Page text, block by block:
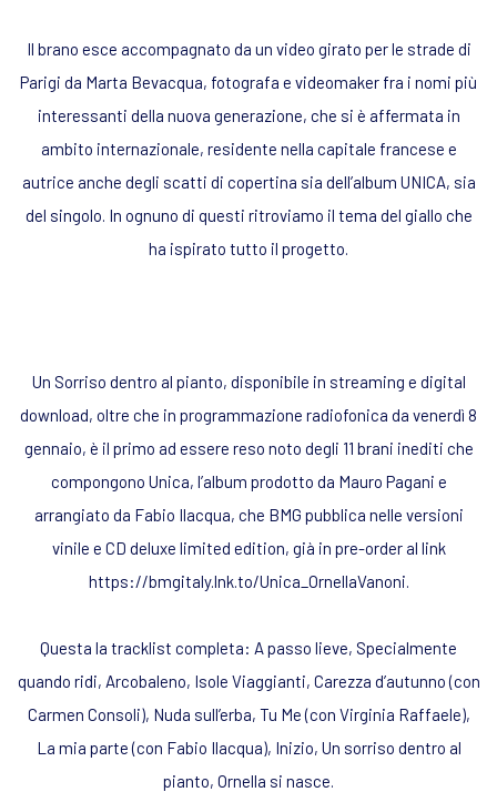
Il brano esce accompagnato da un video girato per le strade di
Parigi da Marta Bevacqua, fotografa e videomaker fra i nomi più
interessanti della nuova generazione, che si è affermata in
ambito internazionale, residente nella capitale francese e
autrice anche degli scatti di copertina sia dell’album UNICA, sia
del singolo. In ognuno di questi ritroviamo il tema del giallo che
ha ispirato tutto il progetto.
Un Sorriso dentro al pianto, disponibile in streaming e digital
download, oltre che in programmazione radiofonica da venerdì 8
gennaio, è il primo ad essere reso noto degli 11 brani inediti che
compongono Unica, l’album prodotto da Mauro Pagani e
arrangiato da Fabio Ilacqua, che BMG pubblica nelle versioni
vinile e CD deluxe limited edition, già in pre-order al link
https://bmgitaly.lnk.to/Unica_OrnellaVanoni.
Questa la tracklist completa: A passo lieve, Specialmente
quando ridi, Arcobaleno, Isole Viaggianti, Carezza d’autunno (con
Carmen Consoli), Nuda sull’erba, Tu Me (con Virginia Raffaele),
La mia parte (con Fabio Ilacqua), Inizio, Un sorriso dentro al
pianto, Ornella si nasce.